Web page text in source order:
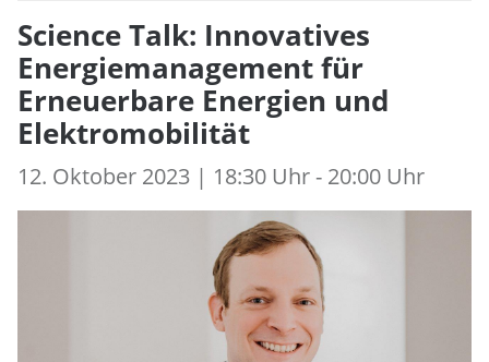
Science Talk: Innovatives
Energiemanagement für
Erneuerbare Energien und
Elektromobilität
12. Oktober 2023 | 18:30 Uhr - 20:00 Uhr